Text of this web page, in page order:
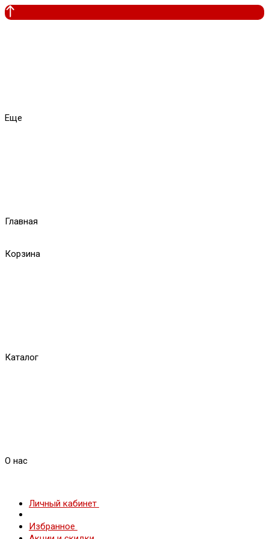
Еще
Главная
Корзина
Каталог
О нас
Личный кабинет
Избранное